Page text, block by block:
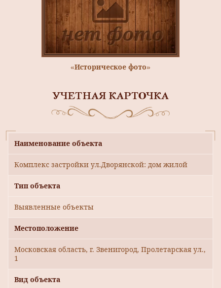
«Историческое фото»
УЧЕТНАЯ КАРТОЧКА
Наименование объекта
Комплекс застройки ул.Дворянской: дом жилой
Тип объекта
Выявленные объекты
Местоположение
Московская область, г. Звенигород, Пролетарская ул.,
1
Вид объекта